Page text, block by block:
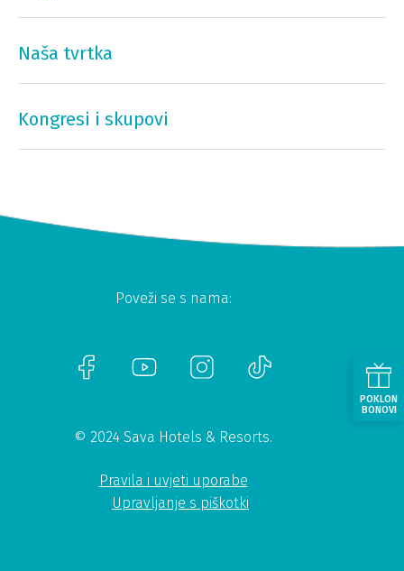
Naša tvrtka
Kongresi i skupovi
Poveži se s nama:
© 2024 Sava Hotels & Resorts.
Pravila i uvjeti uporabe
Upravljanje s piškotki
POKLON
BONOVI